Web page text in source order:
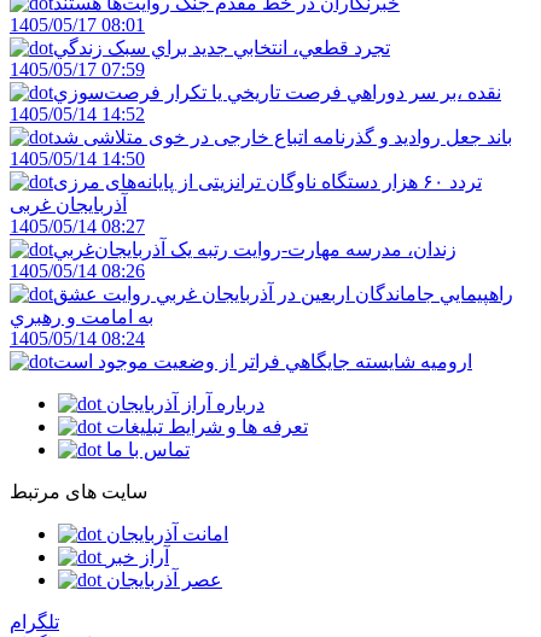
1405/05/17 08:01
تجرد قطعي، انتخابي جديد براي سبک زندگي
1405/05/17 07:59
نقده ،بر سر دوراهي فرصت تاريخي يا تکرار فرصت‌سوزي
1405/05/14 14:52
باند جعل روادید و گذرنامه اتباع خارجی در خوی متلاشی شد
1405/05/14 14:50
تردد ۶۰ هزار دستگاه ناوگان ترانزیتی از پایانه‌های مرزی
آذربایجان ‌غربی
1405/05/14 08:27
زندان، مدرسه مهارت-روايت رتبه يک آذربايجان‌غربي
1405/05/14 08:26
راهپيمايي جاماندگان اربعين در آذربايجان غربي روايت عشق
به امامت و رهبري
1405/05/14 08:24
اروميه شايسته جايگاهي فراتر از وضعيت موجود است
درباره آراز آذربایجان
تعرفه ها و شرایط تبلیغات
تماس با ما
سایت های مرتبط
امانت آذربایجان
آراز خبر
عصر آذربایجان
تلگرام